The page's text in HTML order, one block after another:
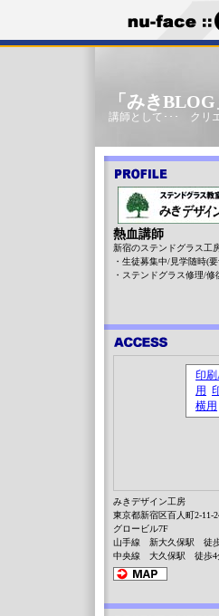
「みき
講師として･･･ クリ
熱血講師
新宿のステンドグラス工
・生徒募集中/見学随時(
・ステンドグラス修理/修
みきデザイン工房
東京都新宿区百人町2-
グロービル7F
山手線 新大久保駅 徒
中央線 大久保駅 徒歩4